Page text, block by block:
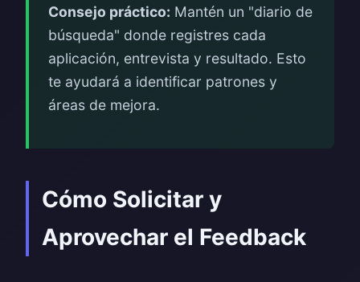
Consejo práctico: Mantén un "diario de
búsqueda" donde registres cada
aplicación, entrevista y resultado. Esto
te ayudará a identificar patrones y
áreas de mejora.
Cómo Solicitar y
Aprovechar el Feedback